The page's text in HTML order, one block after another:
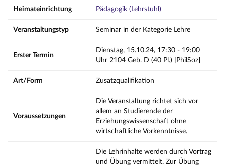
Heimateinrichtung Pädagogik (Lehrstuhl)
Veranstaltungstyp Seminar in der Kategorie Lehre
Erster Termin
Dienstag, 15.10.24, 17:30 - 19:00
Uhr 2104 Geb. D (40 Pl.) [PhilSoz]
Art/Form Zusatzqualifikation
Voraussetzungen
Die Veranstaltung richtet sich vor
allem an Studierende der
Erziehungswissenschaft ohne
wirtschaftliche Vorkenntnisse.
Die Lehrinhalte werden durch Vortrag
und Übung vermittelt. Zur Übung